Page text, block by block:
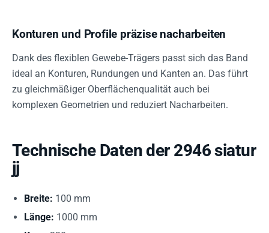
Konturen und Profile präzise nacharbeiten
Dank des flexiblen Gewebe-Trägers passt sich das Band
ideal an Konturen, Rundungen und Kanten an. Das führt
zu gleichmäßiger Oberflächenqualität auch bei
komplexen Geometrien und reduziert Nacharbeiten.
Technische Daten der 2946 siatur
jj
Breite: 100 mm
Länge: 1000 mm